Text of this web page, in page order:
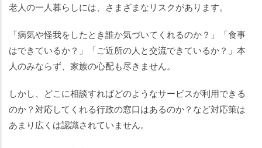
老人の一人暮らしには、さまざまなリスクがあります。
「病気や怪我をしたとき誰か気づいてくれるのか？」「食事
はできているか？」「ご近所の人と交流できているか？」本
人のみならず、家族の心配も尽きません。
しかし、どこに相談すればどのようなサービスが利用できる
のか？対応してくれる行政の窓口はあるのか？など対応策は
あまり広くは認識されていません。
人
が
一
暮
ら
し